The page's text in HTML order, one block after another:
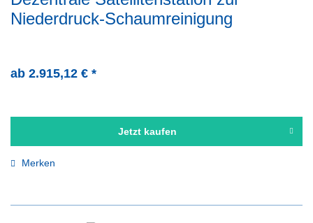
Niederdruck-Schaumreinigung
ab 2.915,12 € *
Jetzt kaufen
Merken